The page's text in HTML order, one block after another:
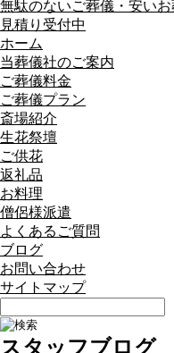
無駄のないご葬儀・安い
見積り受付中
ホーム
当葬儀社のご案内
ご葬儀料金
ご葬儀プラン
斎場紹介
生花祭壇
ご供花
返礼品
お料理
僧侶様派遣
よくあるご質問
ブログ
お問い合わせ
サイトマップ
スタッフブログ